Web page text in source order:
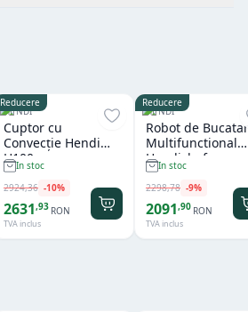
Reducere
HENDI
Cuptor cu
Convecție Hendi
H100
In stoc
2924,36 -10%
2631,93 RON
TVA inclus
Reducere
HENDI
Robot de
Multifunctional
Hendichef
In stoc
2298,78 -9%
2091,90 RON
TVA inclus